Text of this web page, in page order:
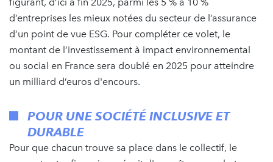
d’entreprises les mieux notées du secteur de l’assurance
d’un point de vue ESG. Pour compléter ce volet, le
montant de l’investissement à impact environnemental
ou social en France sera doublé en 2025 pour atteindre
un milliard d’euros d'encours.
POUR UNE SOCIÉTÉ INCLUSIVE ET
DURABLE
Pour que chacun trouve sa place dans le collectif, le